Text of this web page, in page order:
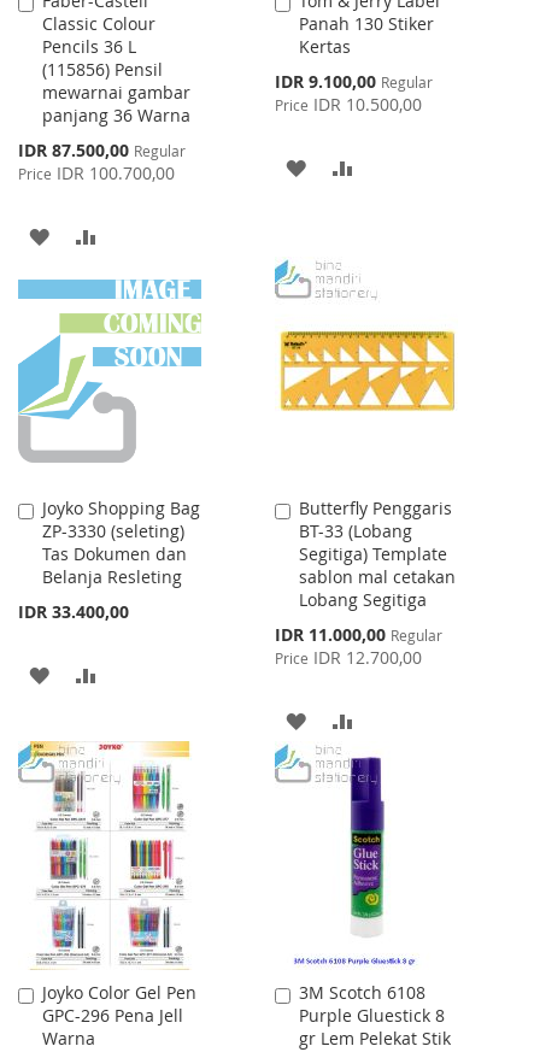
Classic Colour
Pencils 36 L
(115856) Pensil
mewarnai gambar
panjang 36 Warna
Special
Price
IDR 87.500,00 Regular
Price IDR 100.700,00
to
Cart
ADD
TO
WISH
LIST
TO
COMPARE
Panah 130 Stiker
Kertas
Special
Price
IDR 9.100,00 Regular
Price IDR 10.500,00
to
Cart
ADD
LIST
Joyko Shopping Bag
ZP-3330 (seleting)
Tas Dokumen dan
Belanja Resleting
IDR 33.400,00
Add
to
Cart
ADD
WISH
LIST
COMPARE
Butterfly Penggaris
BT-33 (Lobang
Segitiga) Template
sablon mal cetakan
Lobang Segitiga
Special
Price
IDR 11.000,00 Regular
Price IDR 12.700,00
Add
to
Cart
ADD
TO
WISH
TO
COMPARE
Joyko Color Gel Pen
GPC-296 Pena Jell
Warna
Add
to
Cart
3M Scotch 6108
Purple Gluestick 8
gr Lem Pelekat Stik
Add
to
Cart